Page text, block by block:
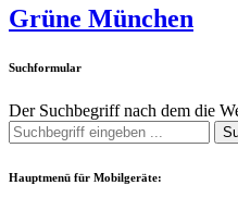
Grüne München
Suchformular
Der Suchbegriff nach dem die
Hauptmenü für Mobilgeräte: